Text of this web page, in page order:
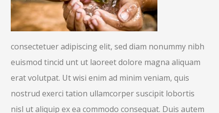
consectetuer adipiscing elit, sed diam nonummy nibh
euismod tincid unt ut laoreet dolore magna aliquam
erat volutpat. Ut wisi enim ad minim veniam, quis
nostrud exerci tation ullamcorper suscipit lobortis
nisl ut aliquip ex ea commodo consequat. Duis autem